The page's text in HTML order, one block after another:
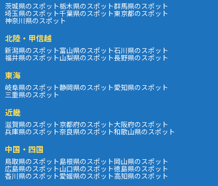
茨城県のスポット栃木県のスポット群馬県のスポット
埼玉県のスポット千葉県のスポット東京都のスポット
神奈川県のスポット
北陸・甲信越
新潟県のスポット富山県のスポット石川県のスポット
福井県のスポット山梨県のスポット長野県のスポット
東海
岐阜県のスポット静岡県のスポット愛知県のスポット
三重県のスポット
近畿
滋賀県のスポット京都府のスポット大阪府のスポット
兵庫県のスポット奈良県のスポット和歌山県のスポット
中国・四国
鳥取県のスポット島根県のスポット岡山県のスポット
広島県のスポット山口県のスポット徳島県のスポット
香川県のスポット愛媛県のスポット高知県のスポット